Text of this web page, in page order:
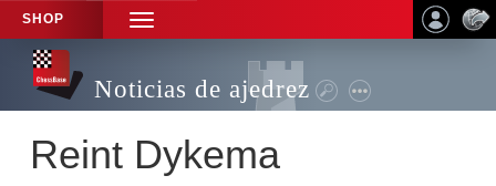
SHOP
TOGGLE
NAVIGATION
Noticias de ajedrez
Reint Dykema